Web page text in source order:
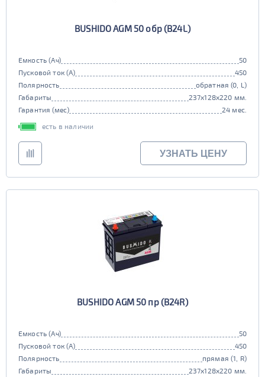
BUSHIDO AGM 50 обр (B24L)
Емкость (Ач)
50
Пусковой ток (А)
450
Полярность
обратная (0, L)
Габариты
237x128x220 мм.
Гарантия (мес)
24 мес.
есть в наличии
УЗНАТЬ ЦЕНУ
BUSHIDO AGM 50 пр (B24R)
Емкость (Ач)
50
Пусковой ток (А)
450
Полярность
прямая (1, R)
Габариты
237x128x220 мм.